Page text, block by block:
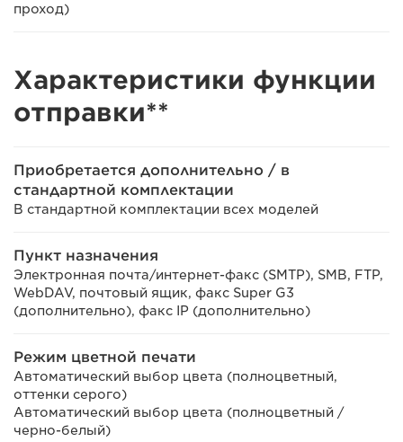
проход)
Характеристики функции
отправки**
Приобретается дополнительно / в
стандартной комплектации
В стандартной комплектации всех моделей
Пункт назначения
Электронная почта/интернет-факс (SMTP), SMB, FTP,
WebDAV, почтовый ящик, факс Super G3
(дополнительно), факс IP (дополнительно)
Режим цветной печати
Автоматический выбор цвета (полноцветный,
оттенки серого)
Автоматический выбор цвета (полноцветный /
черно-белый)